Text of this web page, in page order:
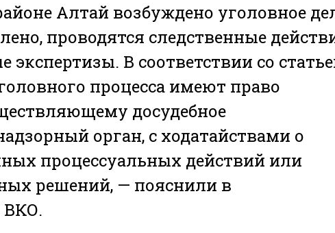
Алтай возбуждено уголовное
проводятся следственные
В соответствии со
процесса имеют право
досудебное
орган, с ходатайствами о
процессуальных действий или
решений, — пояснили в
ВКО.